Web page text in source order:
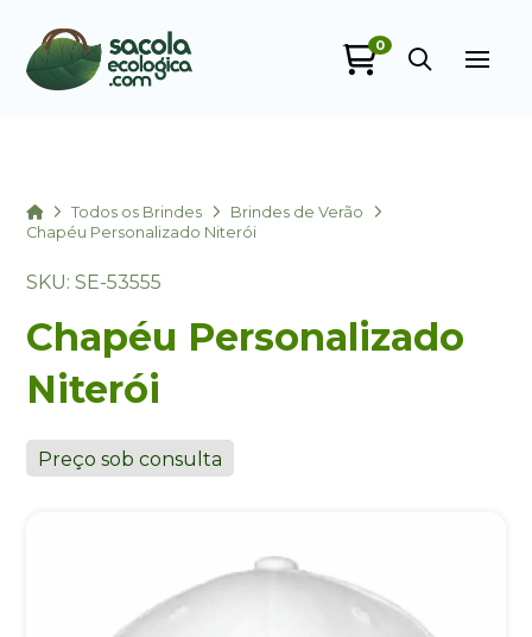
0
HomeTodos os Brindes
Brindes de Verão
Chapéu Personalizado Niterói
SKU: SE-53555
Chapéu Personalizado
Niterói
Preço sob consulta
Eu concordo em receber comunicações.